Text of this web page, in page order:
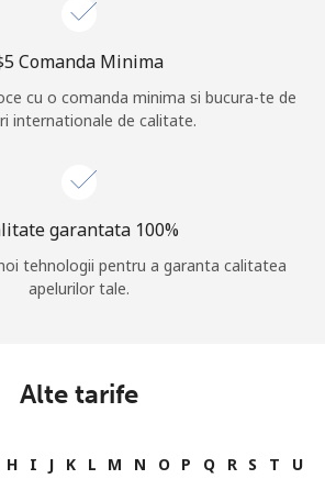
Log in
sau
Comanda Minima
cu o comanda minima si bucura-te de
internationale de calitate.
garantata 100%
tehnologii pentru a garanta calitatea
apelurilor tale.
Alte tarife
H I J K L M N O P Q R S T
U